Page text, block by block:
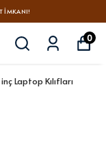
İMKANI!
0
Laptop Kılıfları